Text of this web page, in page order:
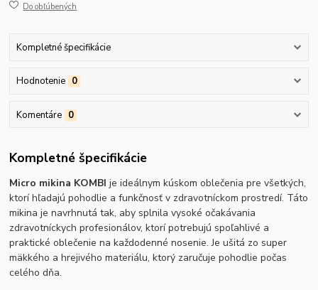
Do obľúbených
Kompletné špecifikácie
Hodnotenie 0
Komentáre 0
Kompletné špecifikácie
Micro mikina KOMBIje ideálnym kúskom oblečenia pre všetkých,
ktorí hľadajú pohodlie a funkčnosť v zdravotníckom prostredí. Táto
mikina je navrhnutá tak, aby splnila vysoké očakávania
zdravotníckych profesionálov, ktorí potrebujú spoľahlivé a
praktické oblečenie na každodenné nosenie. Je ušitá zo super
mäkkého a hrejivého materiálu, ktorý zaručuje pohodlie počas
celého dňa.